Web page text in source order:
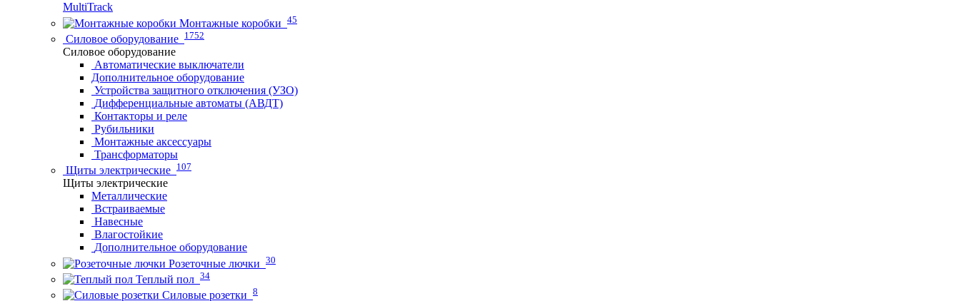
MultiTrack
Монтажные коробки 45
Силовое оборудование 1752
Силовое оборудование
Автоматические выключатели
Дополнительное оборудование
Устройства защитного отключения (УЗО)
Дифференциальные автоматы (АВДТ)
Контакторы и реле
Рубильники
Монтажные аксессуары
Трансформаторы
Щиты электрические 107
Щиты электрические
Металлические
Встраиваемые
Навесные
Влагостойкие
Дополнительное оборудование
Розеточные лючки 30
Теплый пол 34
Силовые розетки 8